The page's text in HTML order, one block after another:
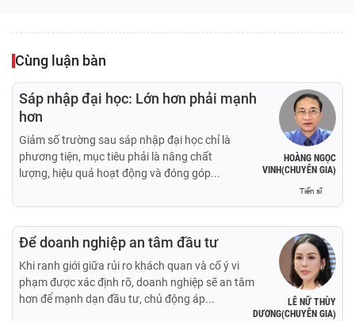
Cùng luận bàn
HOÀNG NGỌC
VINH(CHUYÊN GIA)
Tiến sĩ
Sáp nhập đại học: Lớn hơn phải mạnh
hơn
Giảm số trường sau sáp nhập đại học chỉ là
phương tiện, mục tiêu phải là nâng chất
lượng, hiệu quả hoạt động và đóng góp...
LÊ NỮ THÙY
DƯƠNG(CHUYÊN GIA)
Để doanh nghiệp an tâm đầu tư
Khi ranh giới giữa rủi ro khách quan và cố ý vi
phạm được xác định rõ, doanh nghiệp sẽ an tâm
hơn để mạnh dạn đầu tư, chủ động áp...